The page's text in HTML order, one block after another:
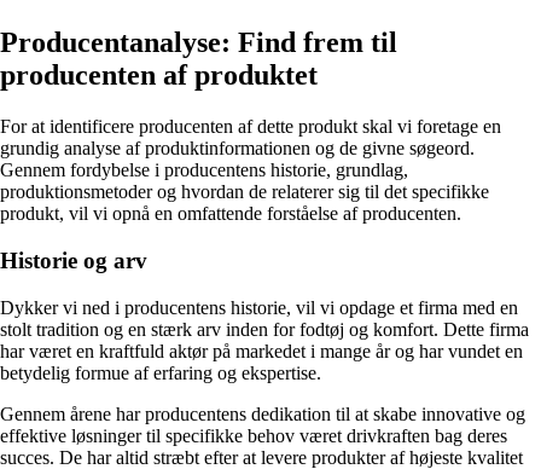
Producentanalyse: Find frem til
producenten af produktet
For at identificere producenten af dette produkt skal vi foretage en
grundig analyse af produktinformationen og de givne søgeord.
Gennem fordybelse i producentens historie, grundlag,
produktionsmetoder og hvordan de relaterer sig til det specifikke
produkt, vil vi opnå en omfattende forståelse af producenten.
Historie og arv
Dykker vi ned i producentens historie, vil vi opdage et firma med en
stolt tradition og en stærk arv inden for fodtøj og komfort. Dette firma
har været en kraftfuld aktør på markedet i mange år og har vundet en
betydelig formue af erfaring og ekspertise.
Gennem årene har producentens dedikation til at skabe innovative og
effektive løsninger til specifikke behov været drivkraften bag deres
succes. De har altid stræbt efter at levere produkter af højeste kvalitet